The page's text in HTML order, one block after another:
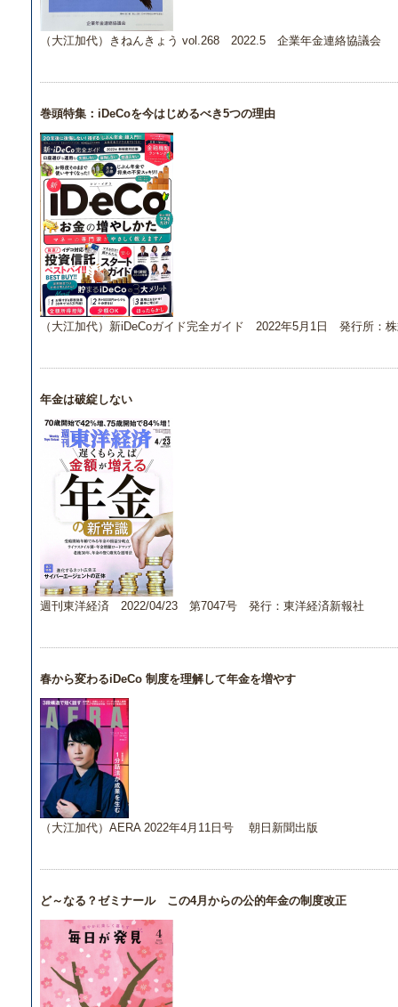
（大江加代）きねんきょう vol.268 2022.5 企業年金連絡協議会
巻頭特集：iDeCoを今はじめるべき5つの理由
（大江加代）新iDeCoガイド完全ガイド 2022年5月1日 発行所：
年金は破綻しない
週刊東洋経済 2022/04/23 第7047号 発行：東洋経済新報社
春から変わるiDeCo 制度を理解して年金を増やす
（大江加代）AERA 2022年4月11日号 朝日新聞出版
ど～なる？ゼミナール この4月からの公的年金の制度改正